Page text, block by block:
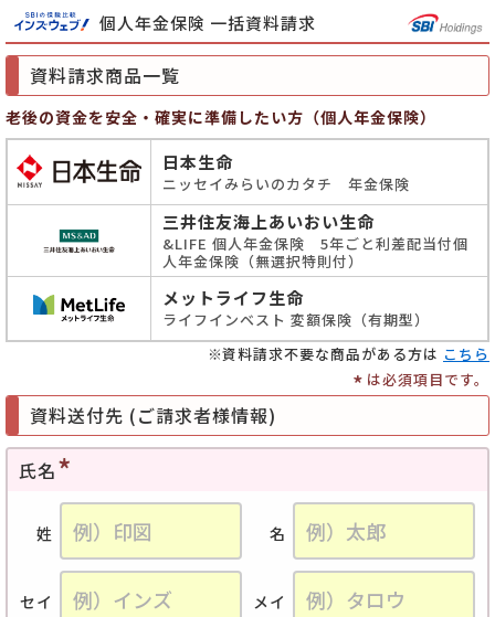
個人年金保険 一括資料請求
資料請求商品一覧
老後の資金を安全・確実に準備したい方（個人年金保険）
日本生命
ニッセイみらいのカタチ 年金保険
三井住友海上あいおい生命
&LIFE 個人年金保険 5年ごと利差配当付個
人年金保険（無選択特則付）
メットライフ生命
ライフインベスト 変額保険（有期型）
資料請求不要な商品がある方は こちら
* は必須項目です。
資料送付先 (ご請求者様情報)
氏名
姓 名
セイ メイ